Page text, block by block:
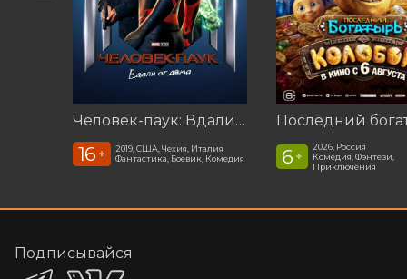
Человек-паук: Вдали от дома (2019)
16 +
2019, США, Чехия, Италия
Фантастика, Боевик, Комедия
6 +
2026, Россия
Комедия, Фэнтези,
Приключения
Подписывайся